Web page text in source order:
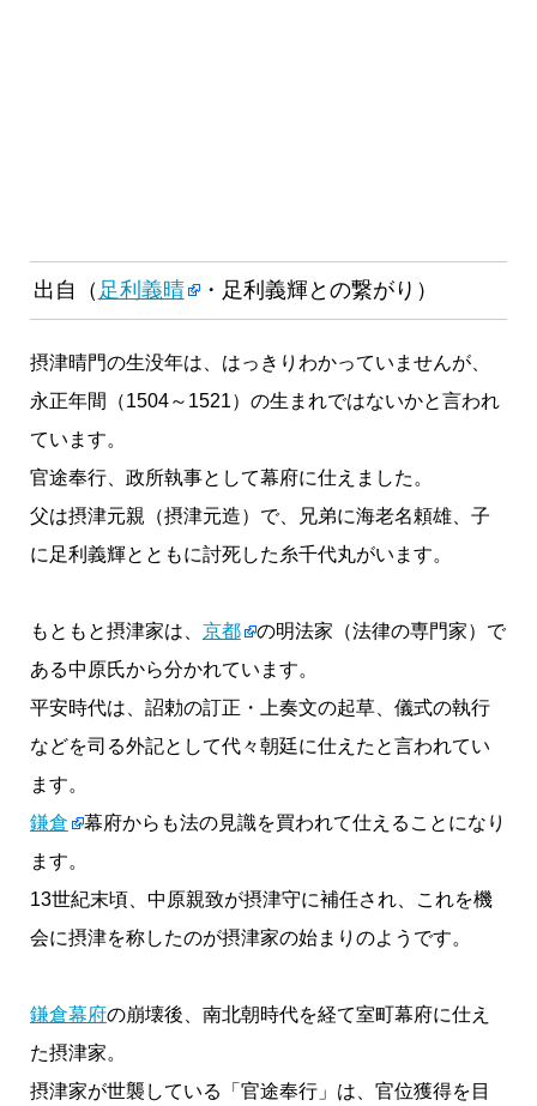
出自（ 足利義晴 ・足利義輝との繋がり）
摂津晴門の生没年は、はっきりわかっていませんが、
永正年間（1504～1521）の生まれではないかと言われ
ています。
官途奉行、政所執事として幕府に仕えました。
父は摂津元親（摂津元造）で、兄弟に海老名頼雄、子
に足利義輝とともに討死した糸千代丸がいます。
もともと摂津家は、 京都
の明法家（法律の専門家）で
ある中原氏から分かれています。
平安時代は、詔勅の訂正・上奏文の起草、儀式の執行
などを司る外記として代々朝廷に仕えたと言われてい
ます。
鎌倉
幕府からも法の見識を買われて仕えることになり
ます。
13世紀末頃、中原親致が摂津守に補任され、これを機
会に摂津を称したのが摂津家の始まりのようです。
鎌倉幕府の崩壊後、南北朝時代を経て室町幕府に仕え
た摂津家。
摂津家が世襲している「官途奉行」は、官位獲得を目